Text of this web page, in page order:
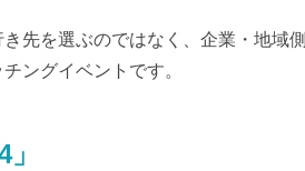
先を選ぶのではなく、企業・地域側
ングイベントです。